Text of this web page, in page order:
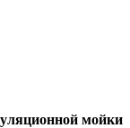
мойки